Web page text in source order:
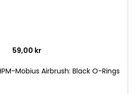
59,00 kr
Mobius Airbrush: Black O-Rings